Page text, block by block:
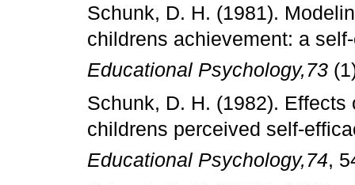
Schunk, D. H. (1981).
childrens achievement: a
Educational Psychology,73
Schunk, D. H. (1982).
childrens perceived
Educational Psychology,74,